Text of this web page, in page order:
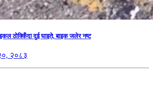
ठोक्किँदा दुई घाइते, बाइक जलेर नष्ट
२०८३